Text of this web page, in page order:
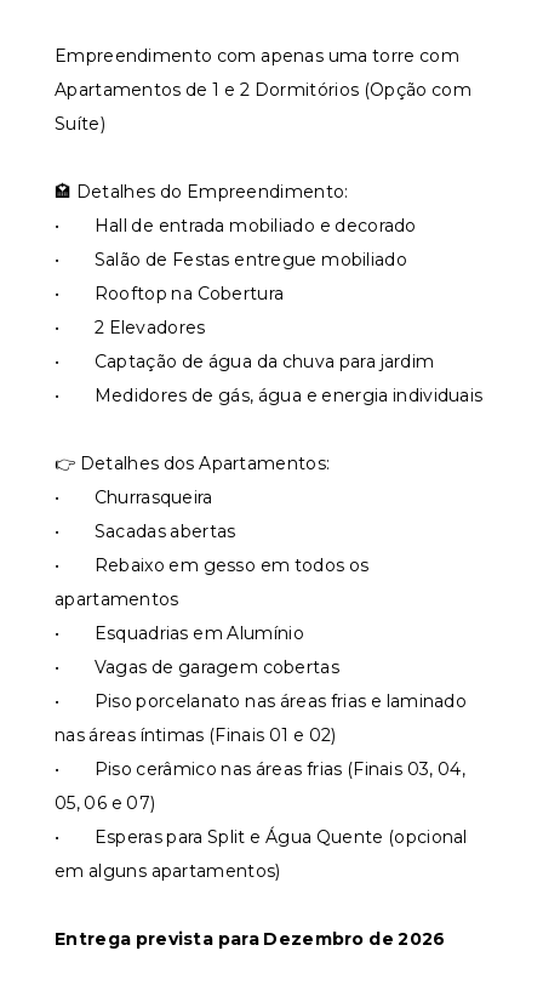
Empreendimento com apenas uma torre com
Apartamentos de 1 e 2 Dormitórios (Opção com
Suíte)
🏩 Detalhes do Empreendimento:
• Hall de entrada mobiliado e decorado
• Salão de Festas entregue mobiliado
• Rooftop na Cobertura
• 2 Elevadores
• Captação de água da chuva para jardim
• Medidores de gás, água e energia individuais
👉 Detalhes dos Apartamentos:
• Churrasqueira
• Sacadas abertas
• Rebaixo em gesso em todos os
apartamentos
• Esquadrias em Alumínio
• Vagas de garagem cobertas
• Piso porcelanato nas áreas frias e laminado
nas áreas íntimas (Finais 01 e 02)
• Piso cerâmico nas áreas frias (Finais 03, 04,
05, 06 e 07)
• Esperas para Split e Água Quente (opcional
em alguns apartamentos)
Entrega prevista para Dezembro de 2026